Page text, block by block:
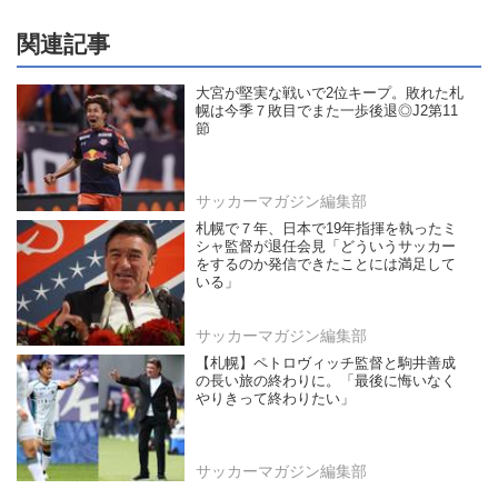
関連記事
大宮が堅実な戦いで2位キープ。敗れた札
幌は今季７敗目でまた一歩後退◎J2第11
節
サッカーマガジン編集部
札幌で７年、日本で19年指揮を執ったミ
シャ監督が退任会見「どういうサッカー
をするのか発信できたことには満足して
いる」
サッカーマガジン編集部
【札幌】ペトロヴィッチ監督と駒井善成
の長い旅の終わりに。「最後に悔いなく
やりきって終わりたい」
サッカーマガジン編集部